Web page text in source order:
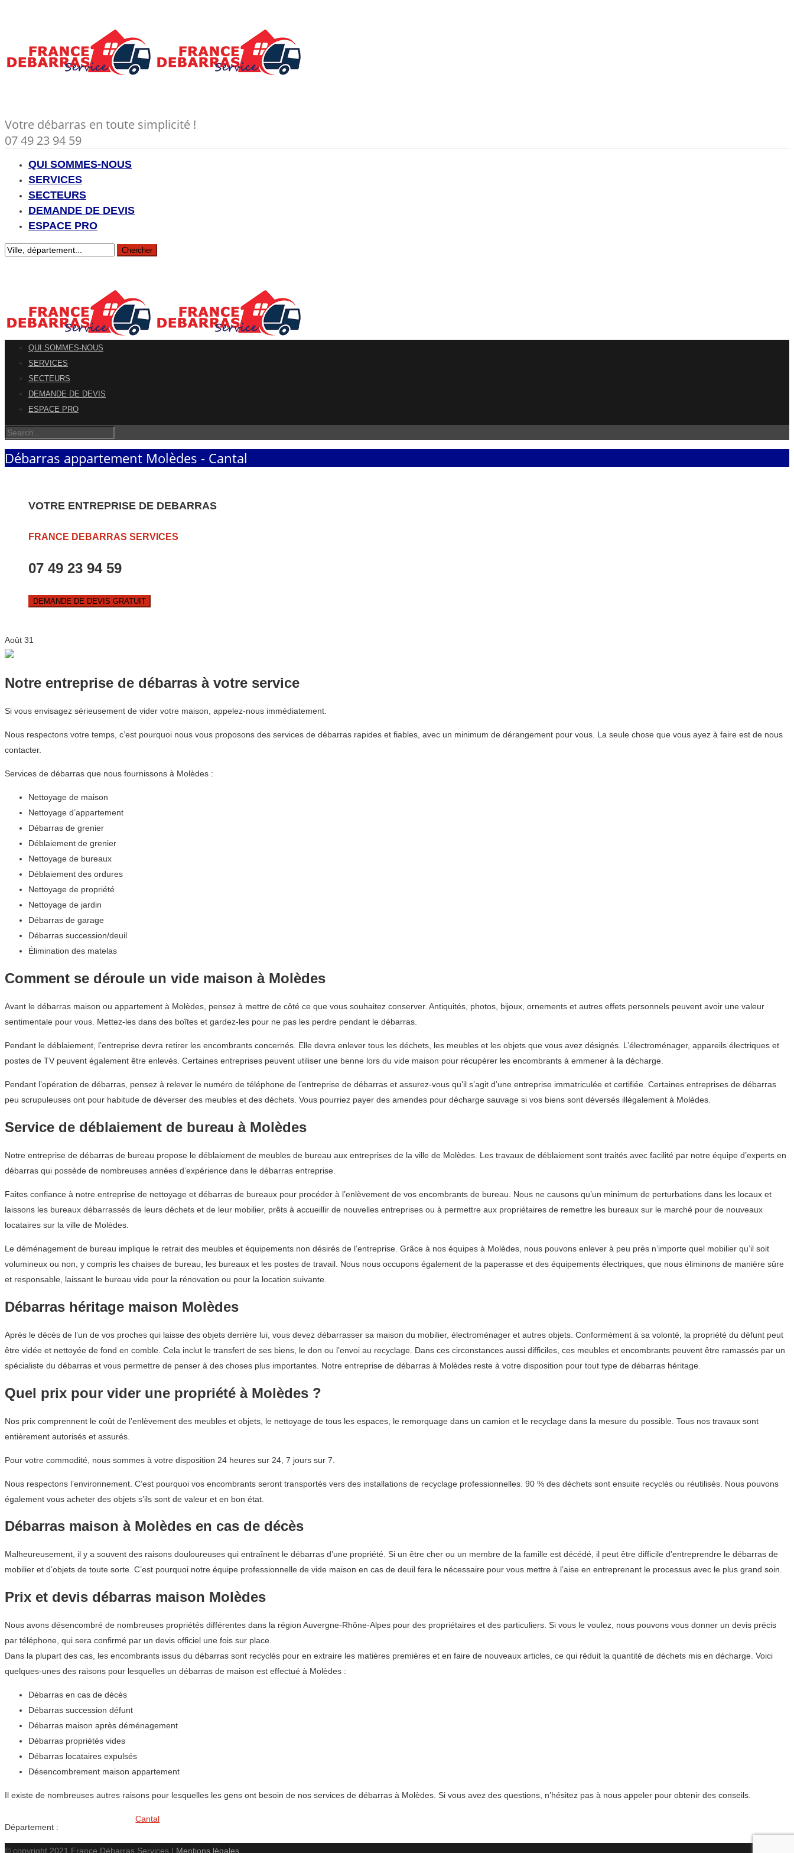
Votre débarras en toute simplicité !
07 49 23 94 59
QUI SOMMES-NOUS
SERVICES
SECTEURS
DEMANDE DE DEVIS
ESPACE PRO
QUI SOMMES-NOUS
SERVICES
SECTEURS
DEMANDE DE DEVIS
ESPACE PRO
Débarras appartement Molèdes - Cantal
VOTRE ENTREPRISE DE DEBARRAS
FRANCE DEBARRAS SERVICES
07 49 23 94 59
DEMANDE DE DEVIS GRATUIT
Août 31
Notre entreprise de débarras à votre service
Si vous envisagez sérieusement de vider votre maison, appelez-nous immédiatement.
Nous respectons votre temps, c’est pourquoi nous vous proposons des services de débarras rapides et fiables, avec un minimum de dérangement pour vous. La seule chose que vous ayez à faire est de nous
contacter.
Services de débarras que nous fournissons à Molèdes :
Nettoyage de maison
Nettoyage d’appartement
Débarras de grenier
Déblaiement de grenier
Nettoyage de bureaux
Déblaiement des ordures
Nettoyage de propriété
Nettoyage de jardin
Débarras de garage
Débarras succession/deuil
Élimination des matelas
Comment se déroule un vide maison à Molèdes
Avant le débarras maison ou appartement à Molèdes, pensez à mettre de côté ce que vous souhaitez conserver. Antiquités, photos, bijoux, ornements et autres effets personnels peuvent avoir une valeur
sentimentale pour vous. Mettez-les dans des boîtes et gardez-les pour ne pas les perdre pendant le débarras.
Pendant le déblaiement, l’entreprise devra retirer les encombrants concernés. Elle devra enlever tous les déchets, les meubles et les objets que vous avez désignés. L’électroménager, appareils électriques et
postes de TV peuvent également être enlevés. Certaines entreprises peuvent utiliser une benne lors du vide maison pour récupérer les encombrants à emmener à la décharge.
Pendant l’opération de débarras, pensez à relever le numéro de téléphone de l’entreprise de débarras et assurez-vous qu’il s’agit d’une entreprise immatriculée et certifiée. Certaines entreprises de débarras
peu scrupuleuses ont pour habitude de déverser des meubles et des déchets. Vous pourriez payer des amendes pour décharge sauvage si vos biens sont déversés illégalement à Molèdes.
Service de déblaiement de bureau à Molèdes
Notre entreprise de débarras de bureau propose le déblaiement de meubles de bureau aux entreprises de la ville de Molèdes. Les travaux de déblaiement sont traités avec facilité par notre équipe d’experts en
débarras qui possède de nombreuses années d’expérience dans le débarras entreprise.
Faites confiance à notre entreprise de nettoyage et débarras de bureaux pour procéder à l’enlèvement de vos encombrants de bureau. Nous ne causons qu’un minimum de perturbations dans les locaux et
laissons les bureaux débarrassés de leurs déchets et de leur mobilier, prêts à accueillir de nouvelles entreprises ou à permettre aux propriétaires de remettre les bureaux sur le marché pour de nouveaux
locataires sur la ville de Molèdes.
Le déménagement de bureau implique le retrait des meubles et équipements non désirés de l’entreprise. Grâce à nos équipes à Molèdes, nous pouvons enlever à peu près n’importe quel mobilier qu’il soit
volumineux ou non, y compris les chaises de bureau, les bureaux et les postes de travail. Nous nous occupons également de la paperasse et des équipements électriques, que nous éliminons de manière sûre
et responsable, laissant le bureau vide pour la rénovation ou pour la location suivante.
Débarras héritage maison Molèdes
Après le décès de l’un de vos proches qui laisse des objets derrière lui, vous devez débarrasser sa maison du mobilier, électroménager et autres objets. Conformément à sa volonté, la propriété du défunt peut
être vidée et nettoyée de fond en comble. Cela inclut le transfert de ses biens, le don ou l’envoi au recyclage. Dans ces circonstances aussi difficiles, ces meubles et encombrants peuvent être ramassés par un
spécialiste du débarras et vous permettre de penser à des choses plus importantes. Notre entreprise de débarras à Molèdes reste à votre disposition pour tout type de débarras héritage.
Quel prix pour vider une propriété à Molèdes ?
Nos prix comprennent le coût de l’enlèvement des meubles et objets, le nettoyage de tous les espaces, le remorquage dans un camion et le recyclage dans la mesure du possible. Tous nos travaux sont
entièrement autorisés et assurés.
Pour votre commodité, nous sommes à votre disposition 24 heures sur 24, 7 jours sur 7.
Nous respectons l’environnement. C’est pourquoi vos encombrants seront transportés vers des installations de recyclage professionnelles. 90 % des déchets sont ensuite recyclés ou réutilisés. Nous pouvons
également vous acheter des objets s’ils sont de valeur et en bon état.
Débarras maison à Molèdes en cas de décès
Malheureusement, il y a souvent des raisons douloureuses qui entraînent le débarras d’une propriété. Si un être cher ou un membre de la famille est décédé, il peut être difficile d’entreprendre le débarras de
mobilier et d’objets de toute sorte. C’est pourquoi notre équipe professionnelle de vide maison en cas de deuil fera le nécessaire pour vous mettre à l’aise en entreprenant le processus avec le plus grand soin.
Prix et devis débarras maison Molèdes
Nous avons désencombré de nombreuses propriétés différentes dans la région Auvergne-Rhône-Alpes pour des propriétaires et des particuliers. Si vous le voulez, nous pouvons vous donner un devis précis
par téléphone, qui sera confirmé par un devis officiel une fois sur place.
Dans la plupart des cas, les encombrants issus du débarras sont recyclés pour en extraire les matières premières et en faire de nouveaux articles, ce qui réduit la quantité de déchets mis en décharge. Voici
quelques-unes des raisons pour lesquelles un débarras de maison est effectué à Molèdes :
Débarras en cas de décès
Débarras succession défunt
Débarras maison après déménagement
Débarras propriétés vides
Débarras locataires expulsés
Désencombrement maison appartement
Il existe de nombreuses autres raisons pour lesquelles les gens ont besoin de nos services de débarras à Molèdes. Si vous avez des questions, n’hésitez pas à nous appeler pour obtenir des conseils.
Département :
Cantal
© copyright 2021 France Débarras Services | Mentions légales